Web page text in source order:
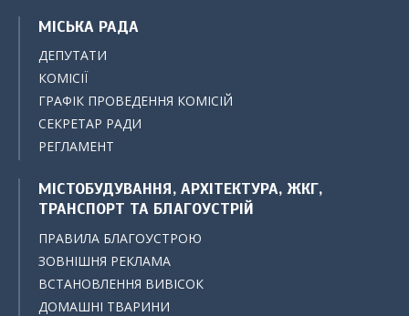
МІСЬКА РАДА
ДЕПУТАТИ
КОМІСІЇ
ГРАФІК ПРОВЕДЕННЯ КОМІСІЙ
СЕКРЕТАР РАДИ
РЕГЛАМЕНТ
МІСТОБУДУВАННЯ, АРХІТЕКТУРА, ЖКГ,
ТРАНСПОРТ ТА БЛАГОУСТРІЙ
ПРАВИЛА БЛАГОУСТРОЮ
ЗОВНІШНЯ РЕКЛАМА
ВСТАНОВЛЕННЯ ВИВІСОК
ДОМАШНІ ТВАРИНИ